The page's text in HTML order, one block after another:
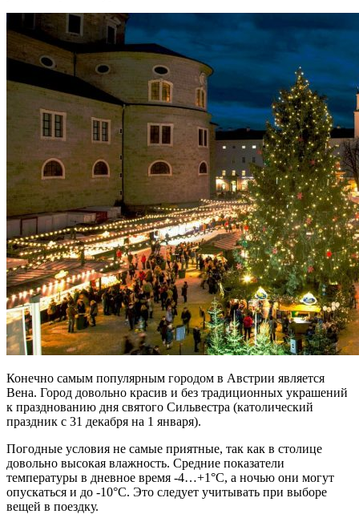
Конечно самым популярным городом в Австрии является
Вена. Город довольно красив и без традиционных украшений
к празднованию дня святого Сильвестра (католический
праздник с 31 декабря на 1 января).
Погодные условия не самые приятные, так как в столице
довольно высокая влажность. Средние показатели
температуры в дневное время -4…+1°C, а ночью они могут
опускаться и до -10°C. Это следует учитывать при выборе
вещей в поездку.